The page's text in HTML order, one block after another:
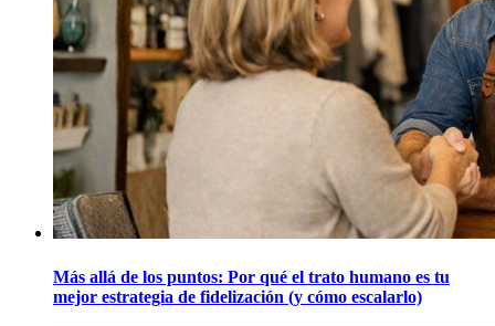
Más allá de los puntos: Por qué el trato humano es tu
mejor estrategia de fidelización (y cómo escalarlo)